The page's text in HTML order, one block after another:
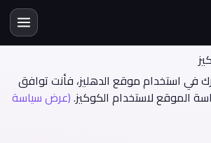
في استخدام موقع الدهليز، فأنت توافق
الموقع لاستخدام الكوكيز.(عرض سياسة